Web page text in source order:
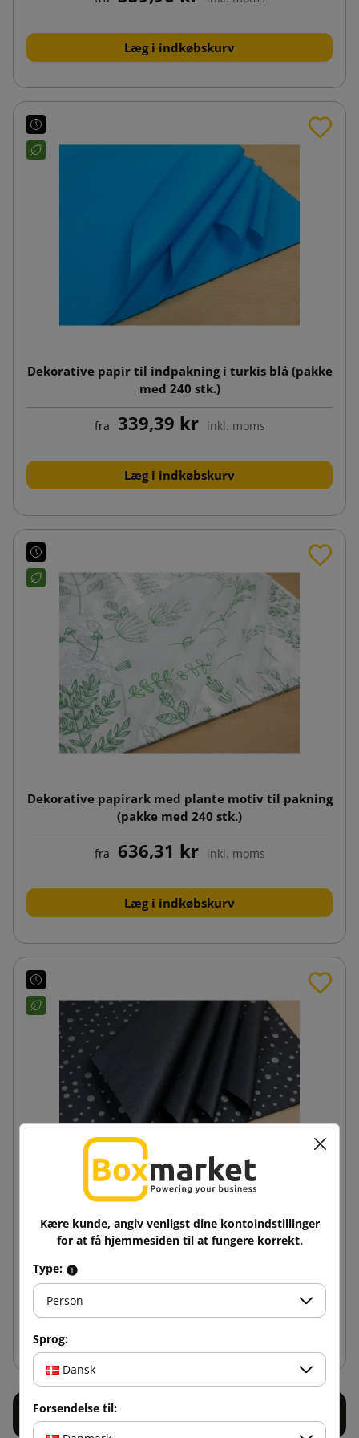
Læg i indkøbskurv
Dekorative papir til indpakning i turkis blå (pakke
med 240 stk.)
fra 339,39 kr inkl. moms
Læg i indkøbskurv
Dekorative papirark med plante motiv til pakning
(pakke med 240 stk.)
fra 636,31 kr inkl. moms
Læg i indkøbskurv
Dekorative papirer til indpakning sort prik motiv
(pakke med 240stk.)
fra 512,39 kr inkl. moms
Kære kunde, angiv venligst dine kontoindstillinger
for at få hjemmesiden til at fungere korrekt.
Type:
Person
Sprog:
Dansk
Forsendelse til: